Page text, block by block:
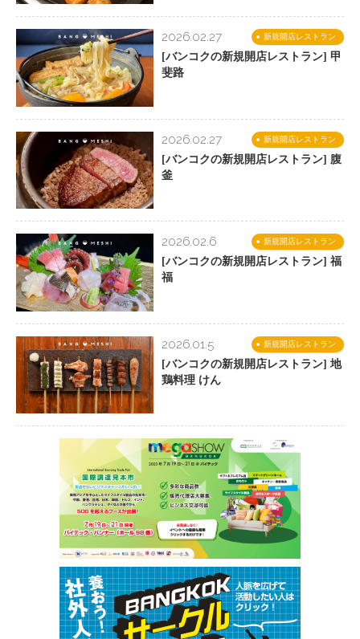
新規開店レストラン
2026.02.27
[バンコクの新規開店レストラン] 甲
斐路
新規開店レストラン
2026.02.27
[バンコクの新規開店レストラン] 腹
釜
新規開店レストラン
2026.02.6
[バンコクの新規開店レストラン] 福
福
新規開店レストラン
2026.01.5
[バンコクの新規開店レストラン] 地
鶏料理 けん